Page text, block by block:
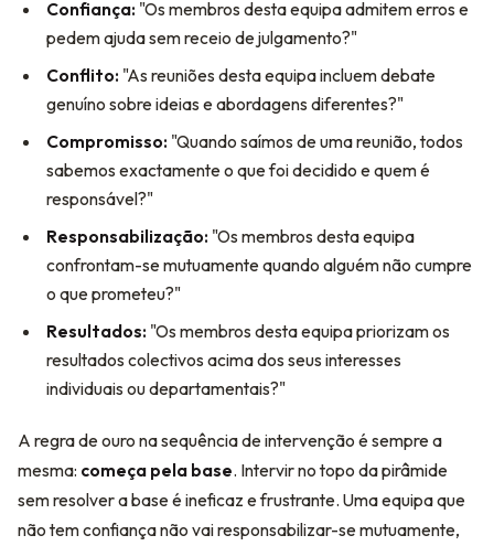
Confiança: "Os membros desta equipa admitem erros e
pedem ajuda sem receio de julgamento?"
Conflito: "As reuniões desta equipa incluem debate
genuíno sobre ideias e abordagens diferentes?"
Compromisso: "Quando saímos de uma reunião, todos
sabemos exactamente o que foi decidido e quem é
responsável?"
Responsabilização: "Os membros desta equipa
confrontam-se mutuamente quando alguém não cumpre
o que prometeu?"
Resultados: "Os membros desta equipa priorizam os
resultados colectivos acima dos seus interesses
individuais ou departamentais?"
A regra de ouro na sequência de intervenção é sempre a
mesma: começa pela base. Intervir no topo da pirâmide
sem resolver a base é ineficaz e frustrante. Uma equipa que
não tem confiança não vai responsabilizar-se mutuamente,